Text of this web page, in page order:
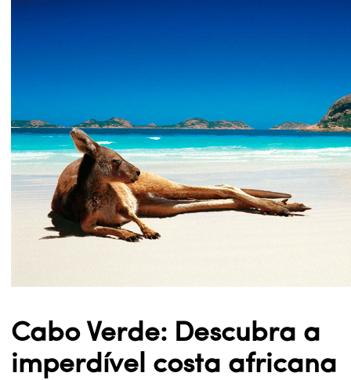
Cabo Verde: Descubra a
imperdível costa africana